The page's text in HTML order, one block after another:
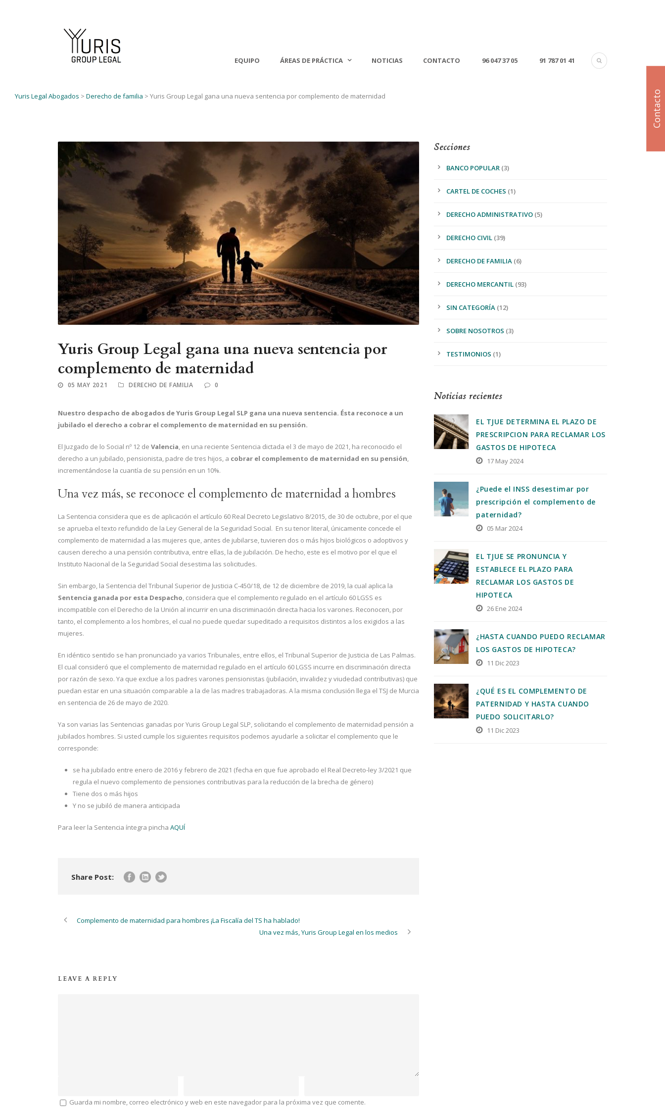
EQUIPO ÁREAS DE PRÁCTICA NOTICIAS CONTACTO 96 047 37 05 91 787 01 41
Yuris Legal Abogados > Derecho de familia > Yuris Group Legal gana una nueva sentencia por complemento de maternidad
Yuris Group Legal gana una nueva sentencia por
complemento de maternidad
05 MAY 2021 DERECHO DE FAMILIA 0
Nuestro despacho de abogados de Yuris Group Legal SLP gana una nueva sentencia. Ésta reconoce a un
jubilado el derecho a cobrar el complemento de maternidad en su pensión.
El Juzgado de lo Social nº 12 de Valencia, en una reciente Sentencia dictada el 3 de mayo de 2021, ha reconocido el
derecho a un jubilado, pensionista, padre de tres hijos, a cobrar el complemento de maternidad en su pensión,
incrementándose la cuantía de su pensión en un 10%.
Una vez más, se reconoce el complemento de maternidad a hombres
La Sentencia considera que es de aplicación el artículo 60 Real Decreto Legislativo 8/2015, de 30 de octubre, por el que
se aprueba el texto refundido de la Ley General de la Seguridad Social. En su tenor literal, únicamente concede el
complemento de maternidad a las mujeres que, antes de jubilarse, tuvieren dos o más hijos biológicos o adoptivos y
causen derecho a una pensión contributiva, entre ellas, la de jubilación. De hecho, este es el motivo por el que el
Instituto Nacional de la Seguridad Social desestima las solicitudes.
Sin embargo, la Sentencia del Tribunal Superior de Justicia C-450/18, de 12 de diciembre de 2019, la cual aplica la
Sentencia ganada por esta Despacho, considera que el complemento regulado en el artículo 60 LGSS es
incompatible con el Derecho de la Unión al incurrir en una discriminación directa hacia los varones. Reconocen, por
tanto, el complemento a los hombres, el cual no puede quedar supeditado a requisitos distintos a los exigidos a las
mujeres.
En idéntico sentido se han pronunciado ya varios Tribunales, entre ellos, el Tribunal Superior de Justicia de Las Palmas.
El cual consideró que el complemento de maternidad regulado en el artículo 60 LGSS incurre en discriminación directa
por razón de sexo. Ya que exclue a los padres varones pensionistas (jubilación, invalidez y viudedad contributivas) que
puedan estar en una situación comparable a la de las madres trabajadoras. A la misma conclusión llega el TSJ de Murcia
en sentencia de 26 de mayo de 2020.
Ya son varias las Sentencias ganadas por Yuris Group Legal SLP, solicitando el complemento de maternidad pensión a
jubilados hombres. Si usted cumple los siguientes requisitos podemos ayudarle a solicitar el complemento que le
corresponde:
se ha jubilado entre enero de 2016 y febrero de 2021 (fecha en que fue aprobado el Real Decreto-ley 3/2021 que
regula el nuevo complemento de pensiones contributivas para la reducción de la brecha de género)
Tiene dos o más hijos
Y no se jubiló de manera anticipada
Para leer la Sentencia íntegra pincha AQUÍ
Share Post:
Complemento de maternidad para hombres ¡La Fiscalía del TS ha hablado!
Una vez más, Yuris Group Legal en los medios
LEAVE A REPLY
Guarda mi nombre, correo electrónico y web en este navegador para la próxima vez que comente.
Secciones
BANCO POPULAR (3)
CARTEL DE COCHES (1)
DERECHO ADMINISTRATIVO (5)
DERECHO CIVIL (39)
DERECHO DE FAMILIA (6)
DERECHO MERCANTIL (93)
SIN CATEGORÍA (12)
SOBRE NOSOTROS (3)
TESTIMONIOS (1)
Noticias recientes
EL TJUE DETERMINA EL PLAZO DE
PRESCRIPCION PARA RECLAMAR LOS
GASTOS DE HIPOTECA
17 May 2024
¿Puede el INSS desestimar por
prescripción el complemento de
paternidad?
05 Mar 2024
EL TJUE SE PRONUNCIA Y
ESTABLECE EL PLAZO PARA
RECLAMAR LOS GASTOS DE
HIPOTECA
26 Ene 2024
¿HASTA CUANDO PUEDO RECLAMAR
LOS GASTOS DE HIPOTECA?
11 Dic 2023
¿QUÉ ES EL COMPLEMENTO DE
PATERNIDAD Y HASTA CUANDO
PUEDO SOLICITARLO?
11 Dic 2023
Contacto